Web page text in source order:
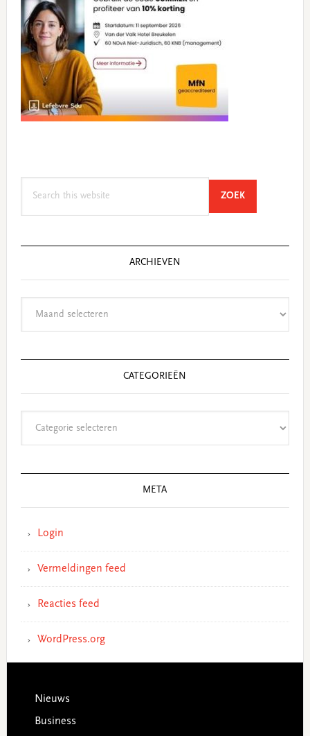
ZOEKSEARCH
ARCHIEVEN
CATEGORIEËN
META
Login
Vermeldingen feed
Reacties feed
WordPress.org
Footer
Nieuws
Business